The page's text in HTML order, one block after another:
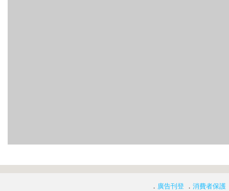
． 廣告刊登 ． 消費者保護